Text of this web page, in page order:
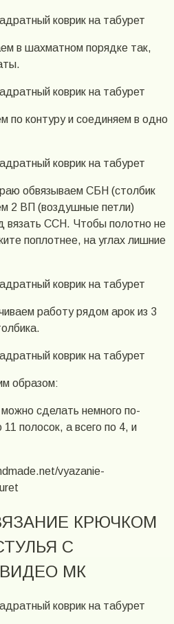
в шахматном порядке так,
по контуру и соединяем в одно
обвязываем СБН (столбик
2 ВП (воздушные петли)
ССН. Чтобы полотно не
поплотнее, на углах лишние
работу рядом арок из 3
образом:
сделать немного по-
полосок, а всего по 4, и
vyazanie-
КРЮЧКОМ
С
МК